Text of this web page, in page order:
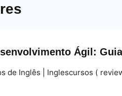
Ágil:
de Inglês | Inglescursos (